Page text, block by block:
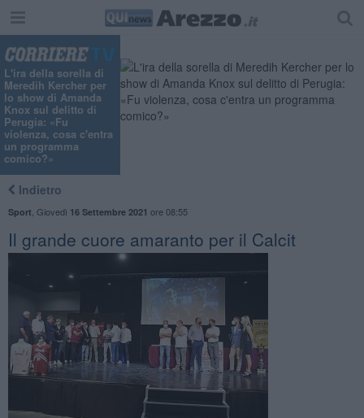
L'ira della sorella di
Meredih Kercher per
lo show di Amanda
Knox sul delitto di
Perugia: «Fu
violenza, cosa c'entra
un programma
comico?»
Indietro
Sport Giovedì 16 Settembre 2021 ore 08:55
Il grande cuore amaranto per il Calcit